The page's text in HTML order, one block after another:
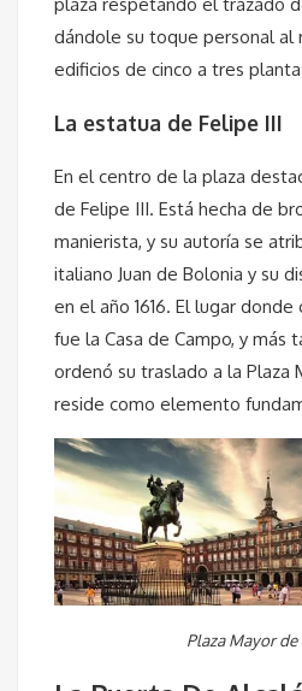
plaza respetando el trazado
dándole su toque personal al
edificios de cinco a tres
La estatua de Felipe III
En el centro de la plaza
de Felipe III. Está hecha de
manierista, y su autoría se
italiano Juan de Bolonia y su
en el año 1616. El lugar
fue la Casa de Campo, y más
ordenó su traslado a la Plaza
reside como elemento
Plaza Mayor